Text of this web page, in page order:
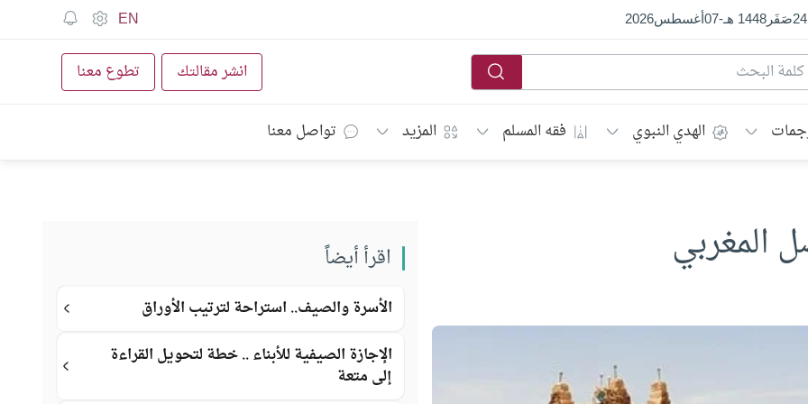
24صَفَر1448 هـ -
07أغسطس2026
EN
انشر مقالتك تطوع معنا
الهدي النبوي فقه المسلم المزيد تواصل معنا
المغربي اقرأ أيضاً
الأسرة والصيف.. استراحة لترتيب الأوراق
الإجازة الصيفية للأبناء .. خطة لتحويل القراءة
إلى متعة